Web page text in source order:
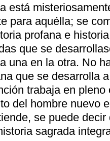
está
para aquélla; se
profana e
que se
una en la otra. No
que se desarrolla
trabaja en
del hombre nuevo
se puede
sagrada